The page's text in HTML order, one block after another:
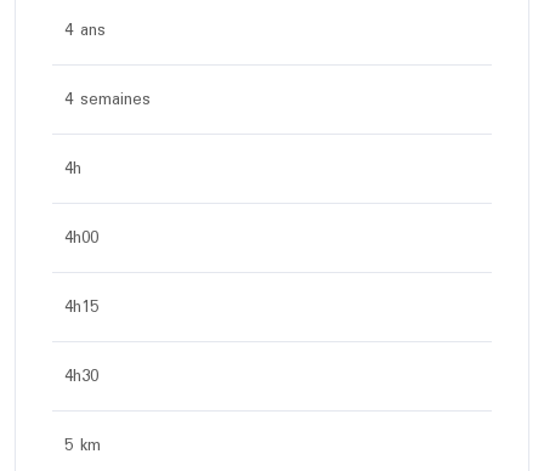
4 ans
4 semaines
4h
4h00
4h15
4h30
5 km